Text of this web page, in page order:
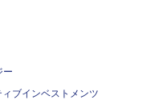
ー
ブインベストメンツ